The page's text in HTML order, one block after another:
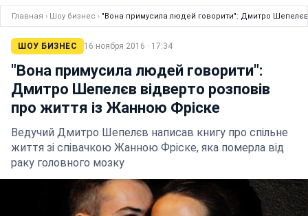
Главная › Шоу бизнес › "Вона примусила людей говорити": Дмитро
ШОУ БИЗНЕС 16 ноября 2016 · 17:34
"Вона примусила людей говорити":
Дмитро Шепелєв відверто розповів
про життя із Жанною Фріске
Ведучий Дмитро Шепелєв написав книгу про спільне
життя зі співачкою Жанною Фріске, яка померла від
раку головного мозку